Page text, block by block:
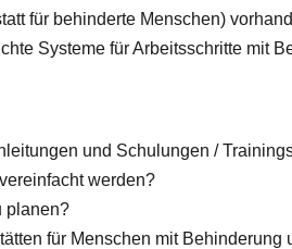
für behinderte Menschen)
Systeme für Arbeitsschritte mit
und Schulungen /
werden?
planen?
für Menschen mit